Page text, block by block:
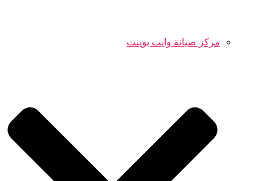
مركز صيانة وايت بوينت